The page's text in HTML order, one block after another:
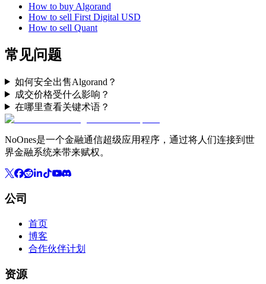
How to buy Algorand
How to sell First Digital USD
How to sell Quant
常见问题
如何安全出售Algorand？
成交价格受什么影响？
在哪里查看关键术语？
NoOnes是一个金融通信超级应用程序，通过将人们连接到世
界金融系统来带来赋权。
公司
首页
博客
合作伙伴计划
资源